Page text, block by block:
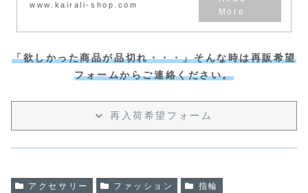
www.kairali-shop.com
「欲しかった商品が品切れ・・・」そんな時は再販希望
フォームからご連絡ください。
再入荷希望フォーム
アクセサリー ファッション 指輪